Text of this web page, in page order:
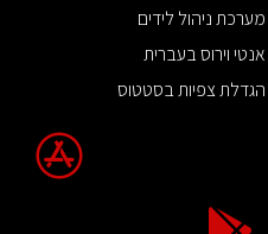
מערכת ניהול לידים
אנטי וירוס בעברית
הגדלת צפיות בסטטוס